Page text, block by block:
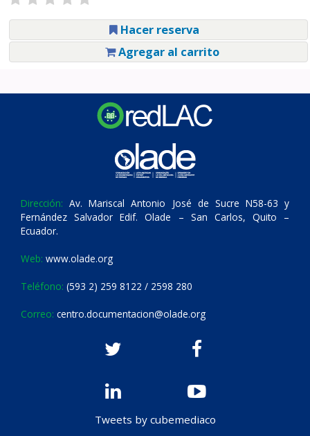
Hacer reserva
Agregar al carrito
Dirección: Av. Mariscal Antonio José de Sucre N58-63 y
Fernández Salvador Edif. Olade – San Carlos, Quito –
Ecuador.
Web: www.olade.org
Teléfono: (593 2) 259 8122 / 2598 280
Correo: centro.documentacion@olade.org
Tweets by cubemediaco